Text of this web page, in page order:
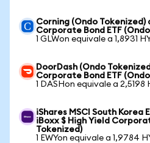
Corning (Ondo Tokenized)
Corporate Bond ETF
1 GLWon equivale a 1,8931
DoorDash (Ondo
Corporate Bond ETF
1 DASHon equivale a 2,5198
iShares MSCI South Korea
iBoxx $ High Yield
Tokenized)
1 EWYon equivale a 1,9784